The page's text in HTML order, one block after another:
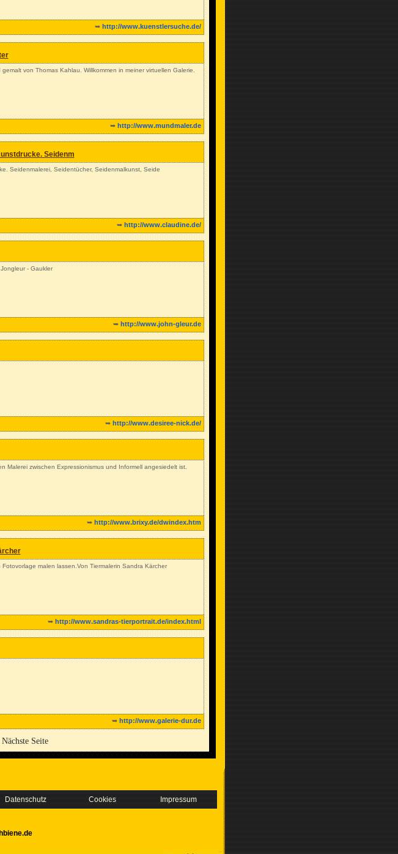
➥ http://www.kuenstlersuche.de/
von Thomas Kahlau. Willkommen in meiner virtuellen Galerie.
➥ http://www.mundmaler.de
Seidenm
Seidenmalerei, Seidentücher, Seidenmalkunst, Seide
➥ http://www.claudine.de/
- Gaukler
➥ http://www.john-gleur.de
➥ http://www.desiree-nick.de/
Malerei zwischen Expressionismus und Informell angesiedelt ist.
➥ http://www.brixy.de/dwindex.htm
malen lassen.Von Tiermalerin Sandra Kärcher
➥ http://www.sandras-tierportrait.de/index.html
➥ http://www.galerie-dur.de
Nächste Seite
Datenschutz Cookies Impressum